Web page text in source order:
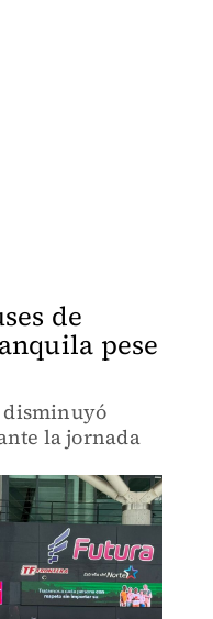
de
pese
disminuyó
la jornada